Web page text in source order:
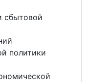
сбытовой
политики